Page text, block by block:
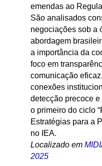
emendas ao
São analisados
negociações sob a
abordagem
a importância da
foco em
comunicação
conexões
detecção precoce
o primeiro do ciclo
Estratégias para a
no IEA.
Localizado em
2025